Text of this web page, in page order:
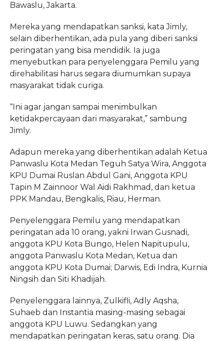
Bawaslu, Jakarta.
Mereka yang mendapatkan sanksi, kata Jimly,
selain diberhentikan, ada pula yang diberi sanksi
peringatan yang bisa mendidik. Ia juga
menyebutkan para penyelenggara Pemilu yang
direhabilitasi harus segara diumumkan supaya
masyarakat tidak curiga.
“Ini agar jangan sampai menimbulkan
ketidakpercayaan dari masyarakat,” sambung
Jimly.
Adapun mereka yang diberhentikan adalah Ketua
Panwaslu Kota Medan Teguh Satya Wira, Anggota
KPU Dumai Ruslan Abdul Gani, Anggota KPU
Tapin M Zainnoor Wal Aidi Rakhmad, dan ketua
PPK Mandau, Bengkalis, Riau, Herman.
Penyelenggara Pemilu yang mendapatkan
peringatan ada 10 orang, yakni Irwan Gusnadi,
anggota KPU Kota Bungo, Helen Napitupulu,
anggota Panwaslu Kota Medan, Ketua dan
anggota KPU Kota Dumai; Darwis, Edi Indra, Kurnia
Ningsih dan Siti Khadijah.
Penyelenggara lainnya, Zulkifli, Adly Aqsha,
Suhaeb dan Instantia masing-masing sebagai
anggota KPU Luwu. Sedangkan yang
mendapatkan peringatan keras, satu orang. Dia